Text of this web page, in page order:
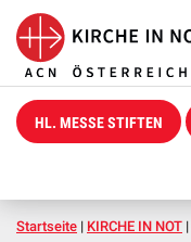
HL. MESSE STIFTEN
Startseite | KIRCHE IN NOT |